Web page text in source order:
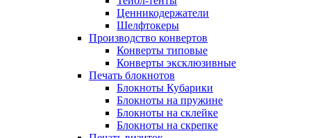
Ценникодержатели
Шелфтокеры
Производство конвертов
Конверты типовые
Конверты эксклюзивные
Печать блокнотов
Блокноты Кубарики
Блокноты на пружине
Блокноты на склейке
Блокноты на скрепке